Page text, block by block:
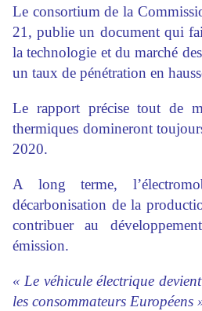
Le consortium de la
21, publie un document qui
la technologie et du marché
un taux de pénétration en
Le rapport précise tout de
thermiques domineront
2020.
A long terme,
décarbonisation de la
contribuer au
émission.
« Le véhicule électrique
les consommateurs Européens